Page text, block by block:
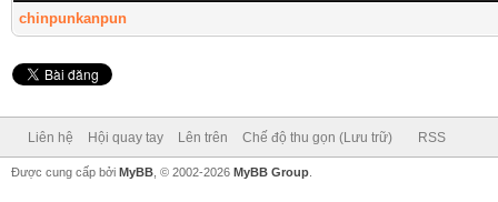
chinpunkanpun
Liên hệ Hội quay tay Lên trên Chế độ thu gọn (Lưu trữ) RSS
Được cung cấp bởi MyBB , © 2002-2026 MyBB Group